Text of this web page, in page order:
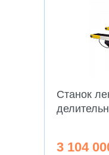
Станок
3 104